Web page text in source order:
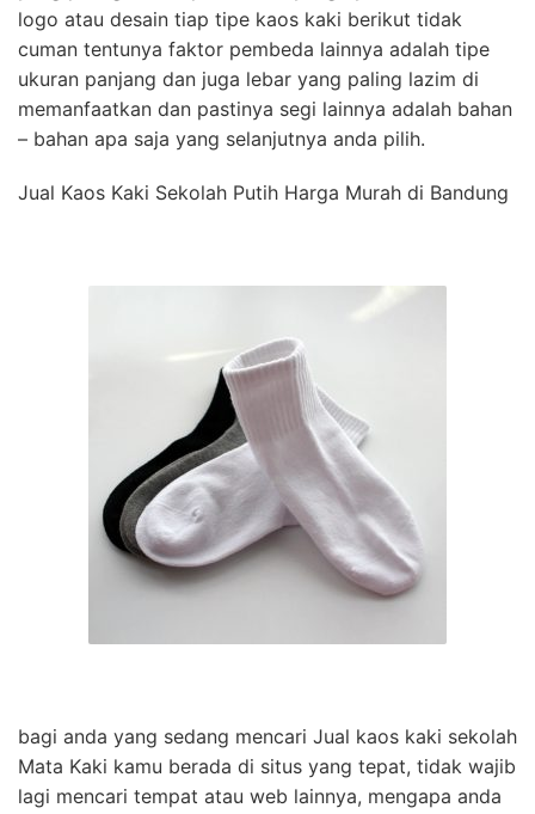
logo atau desain tiap tipe kaos kaki berikut tidak
cuman tentunya faktor pembeda lainnya adalah tipe
ukuran panjang dan juga lebar yang paling lazim di
memanfaatkan dan pastinya segi lainnya adalah bahan
– bahan apa saja yang selanjutnya anda pilih.
Jual Kaos Kaki Sekolah Putih Harga Murah di Bandung
bagi anda yang sedang mencari Jual kaos kaki sekolah
Mata Kaki kamu berada di situs yang tepat, tidak wajib
lagi mencari tempat atau web lainnya, mengapa anda